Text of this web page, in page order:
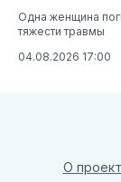
Одна женщина
тяжести травмы
04.08.2026 17:00
О